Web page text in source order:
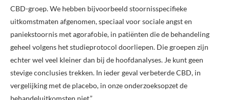
CBD-groep. We hebben bijvoorbeeld stoornisspecifieke
uitkomstmaten afgenomen, speciaal voor sociale angst en
paniekstoornis met agorafobie, in patiënten die de behandeling
geheel volgens het studieprotocol doorliepen. Die groepen zijn
echter wel veel kleiner dan bij de hoofdanalyses. Je kunt geen
stevige conclusies trekken. In ieder geval verbeterde CBD, in
vergelijking met de placebo, in onze onderzoeksopzet de
behandeluitkomsten niet.”